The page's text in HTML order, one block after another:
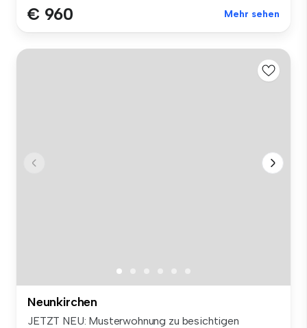
€ 960 Mehr sehen
Neunkirchen
JETZT NEU: Musterwohnung zu besichtigen